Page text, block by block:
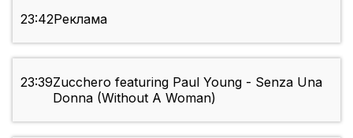
23:42Реклама
23:39Zucchero featuring Paul Young - Senza Una
Donna (Without A Woman)